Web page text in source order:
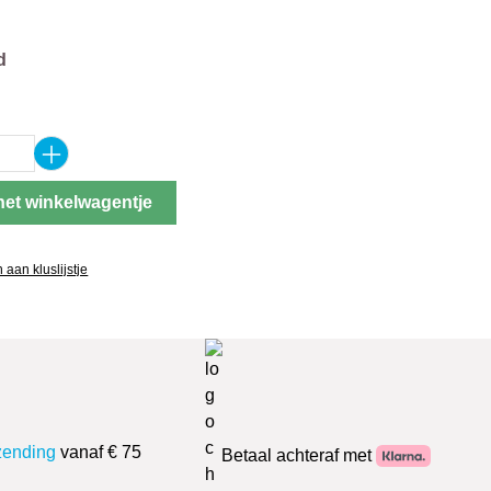
Voer de gewenste
winkelwagentje
aan kluslijstje
vanaf € 75 Betaal achteraf met